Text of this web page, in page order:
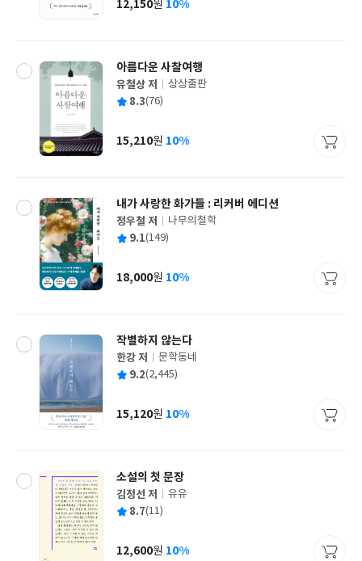
가
12,150원 10%
아름다운 사찰여행
글
쓴
유철상 저
출
사
상상출판
평 8.3(76)
가
15,210원 10%
내가 사랑한 화가들 : 리커버 에디션
글
쓴
정우철 저
출
사
나무의철학
평 9.1(149)
가
18,000원 10%
작별하지 않는다
글
쓴
한강 저
출
사
문학동네
평 9.2(2,445)
가
15,120원 10%
소설의 첫 문장
글
쓴
김정선 저
출
사
유유
평 8.7(11)
12,600원 10%